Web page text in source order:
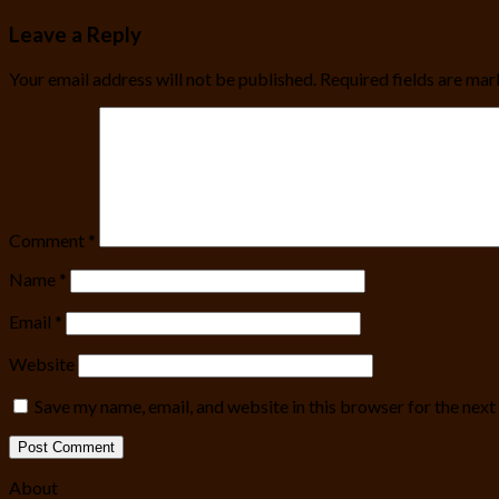
Leave a Reply
Your email address will not be published. Required fields are
Comment *
Name *
Email *
Website
Save my name, email, and website in this browser for the
About